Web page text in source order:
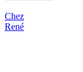
Chez
René